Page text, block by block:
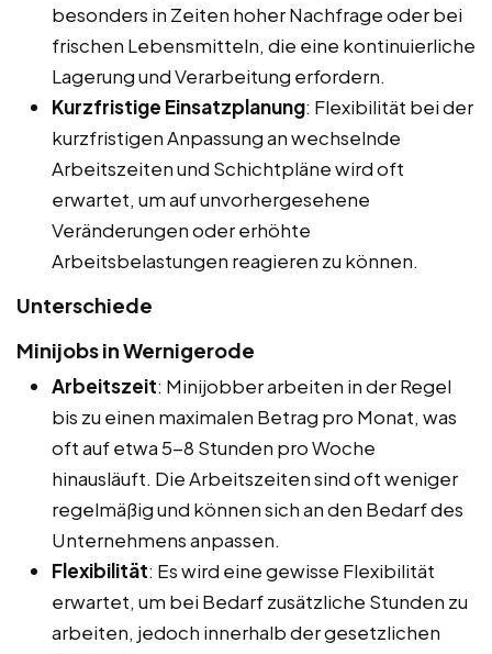
besonders in Zeiten hoher Nachfrage oder bei
frischen Lebensmitteln, die eine kontinuierliche
Lagerung und Verarbeitung erfordern.
Kurzfristige Einsatzplanung: Flexibilität bei der
kurzfristigen Anpassung an wechselnde
Arbeitszeiten und Schichtpläne wird oft
erwartet, um auf unvorhergesehene
Veränderungen oder erhöhte
Arbeitsbelastungen reagieren zu können.
Unterschiede
Minijobs in Wernigerode
Arbeitszeit: Minijobber arbeiten in der Regel
bis zu einen maximalen Betrag pro Monat, was
oft auf etwa 5-8 Stunden pro Woche
hinausläuft. Die Arbeitszeiten sind oft weniger
regelmäßig und können sich an den Bedarf des
Unternehmens anpassen.
Flexibilität: Es wird eine gewisse Flexibilität
erwartet, um bei Bedarf zusätzliche Stunden zu
arbeiten, jedoch innerhalb der gesetzlichen